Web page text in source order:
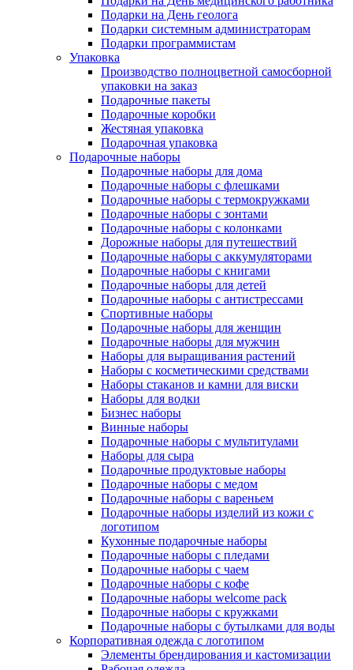
Подарки на День геолога
Подарки системным администраторам
Подарки программистам
Упаковка
Производство полноцветной самосборной
упаковки на заказ
Подарочные пакеты
Подарочные коробки
Жестяная упаковка
Подарочная упаковка
Подарочные наборы
Подарочные наборы для дома
Подарочные наборы с флешками
Подарочные наборы с термокружками
Подарочные наборы с зонтами
Подарочные наборы с колонками
Дорожные наборы для путешествий
Подарочные наборы с аккумуляторами
Подарочные наборы с книгами
Подарочные наборы для детей
Подарочные наборы с антистрессами
Спортивные наборы
Подарочные наборы для женщин
Подарочные наборы для мужчин
Наборы для выращивания растений
Наборы с косметическими средствами
Наборы стаканов и камни для виски
Наборы для водки
Бизнес наборы
Винные наборы
Подарочные наборы с мультитулами
Наборы для сыра
Подарочные продуктовые наборы
Подарочные наборы с медом
Подарочные наборы с вареньем
Подарочные наборы изделий из кожи с
логотипом
Кухонные подарочные наборы
Подарочные наборы с пледами
Подарочные наборы с чаем
Подарочные наборы с кофе
Подарочные наборы welcome pack
Подарочные наборы с кружками
Подарочные наборы с бутылками для воды
Корпоративная одежда с логотипом
Элементы брендирования и кастомизации